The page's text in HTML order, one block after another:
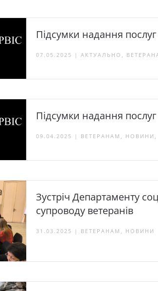
Підсумки надання
07.05.2025 | АКТУАЛЬНО,
Підсумки надання
09.04.2025 | ВЕТЕРАНАМ, НОВИНИ,
Зустріч Департаменту
супроводу ветеранів
31.03.2025 | ВЕТЕРАНАМ, НОВИНИ